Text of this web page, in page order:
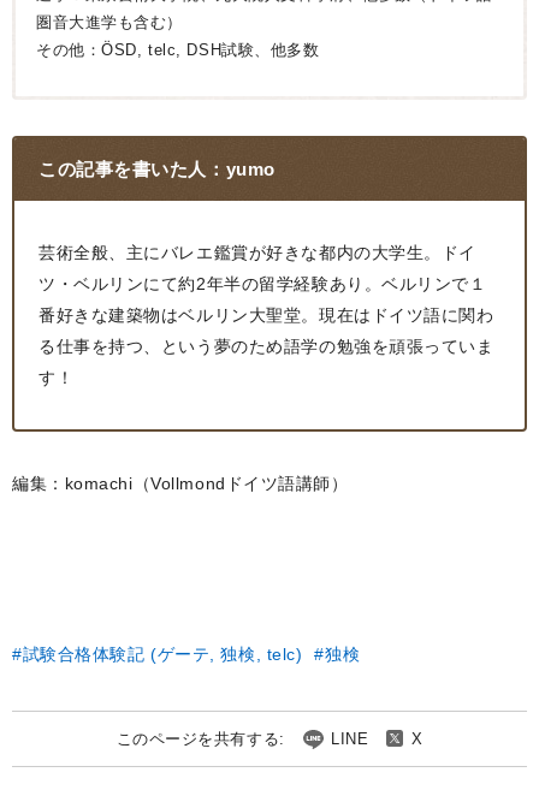
圏音大進学も含む）
その他：ÖSD, telc, DSH試験、他多数
この記事を書いた人： yumo
芸術全般、主にバレエ鑑賞が好きな都内の大学生。ドイ
ツ・ベルリンにて約2年半の留学経験あり。ベルリンで１
番好きな建築物はベルリン大聖堂。現在はドイツ語に関わ
る仕事を持つ、という夢のため語学の勉強を頑張っていま
す！
編集：komachi（Vollmondドイツ語講師）
試験合格体験記 (ゲーテ, 独検, telc) 独検
このページを共有する: LINE X